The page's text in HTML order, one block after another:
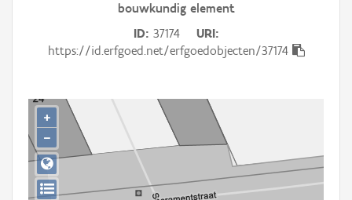
Gebeurtenis
Persoon of collectief
Downloads
bouwkundig element
ID 37174
URI
https://id.erfgoed.net/erfgoedobjecten/37174
+
−